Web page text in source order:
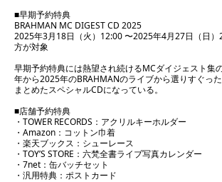
■早期予約特典
BRAHMAN MC DIGEST CD 2025
2025年3月18日（火）12:00 〜2025年4月27日（日
方が対象
早期予約特典には熱望され続けるMCダイジェスト集
年から2025年のBRAHMANのライブから選りすぐっ
まとめたスペシャルCDになっている。
■店舗予約特典
・TOWER RECORDS：アクリルキーホルダー
・Amazon：コットン巾着
・楽天ブックス：シューレース
・TOY’S STORE：六梵全書ライブ写真カレンダー
・7net：缶バッチセット
・汎用特典：ポストカード